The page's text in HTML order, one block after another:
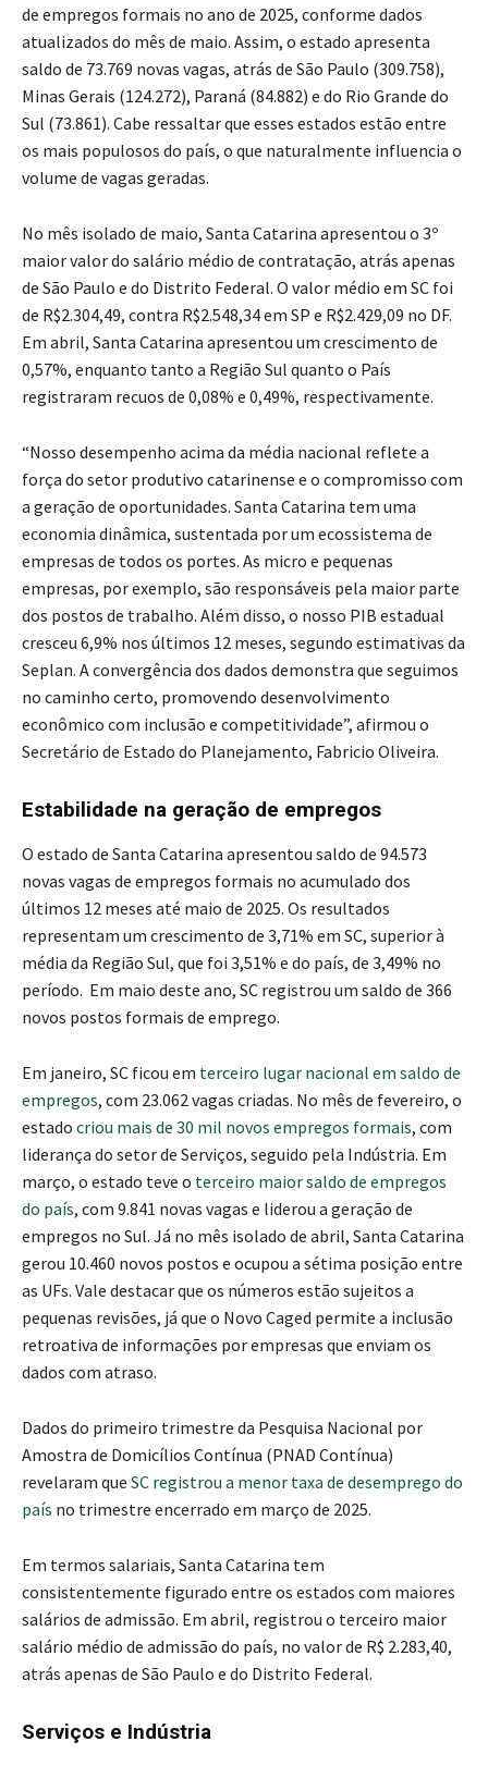
de empregos formais no ano de 2025, conforme dados
atualizados do mês de maio. Assim, o estado apresenta
saldo de 73.769 novas vagas, atrás de São Paulo (309.758),
Minas Gerais (124.272), Paraná (84.882) e do Rio Grande do
Sul (73.861). Cabe ressaltar que esses estados estão entre
os mais populosos do país, o que naturalmente influencia o
volume de vagas geradas.
No mês isolado de maio, Santa Catarina apresentou o 3º
maior valor do salário médio de contratação, atrás apenas
de São Paulo e do Distrito Federal. O valor médio em SC foi
de R$2.304,49, contra R$2.548,34 em SP e R$2.429,09 no DF.
Em abril, Santa Catarina apresentou um crescimento de
0,57%, enquanto tanto a Região Sul quanto o País
registraram recuos de 0,08% e 0,49%, respectivamente.
“Nosso desempenho acima da média nacional reflete a
força do setor produtivo catarinense e o compromisso com
a geração de oportunidades. Santa Catarina tem uma
economia dinâmica, sustentada por um ecossistema de
empresas de todos os portes. As micro e pequenas
empresas, por exemplo, são responsáveis pela maior parte
dos postos de trabalho. Além disso, o nosso PIB estadual
cresceu 6,9% nos últimos 12 meses, segundo estimativas da
Seplan. A convergência dos dados demonstra que seguimos
no caminho certo, promovendo desenvolvimento
econômico com inclusão e competitividade”, afirmou o
Secretário de Estado do Planejamento, Fabricio Oliveira.
Estabilidade na geração de empregos
O estado de Santa Catarina apresentou saldo de 94.573
novas vagas de empregos formais no acumulado dos
últimos 12 meses até maio de 2025. Os resultados
representam um crescimento de 3,71% em SC, superior à
média da Região Sul, que foi 3,51% e do país, de 3,49% no
período. Em maio deste ano, SC registrou um saldo de 366
novos postos formais de emprego.
Em janeiro, SC ficou em terceiro lugar nacional em saldo de
empregos, com 23.062 vagas criadas. No mês de fevereiro, o
estado criou mais de 30 mil novos empregos formais, com
liderança do setor de Serviços, seguido pela Indústria. Em
março, o estado teve o terceiro maior saldo de empregos
do país, com 9.841 novas vagas e liderou a geração de
empregos no Sul. Já no mês isolado de abril, Santa Catarina
gerou 10.460 novos postos e ocupou a sétima posição entre
as UFs. Vale destacar que os números estão sujeitos a
pequenas revisões, já que o Novo Caged permite a inclusão
retroativa de informações por empresas que enviam os
dados com atraso.
Dados do primeiro trimestre da Pesquisa Nacional por
Amostra de Domicílios Contínua (PNAD Contínua)
revelaram que SC registrou a menor taxa de desemprego do
país no trimestre encerrado em março de 2025.
Em termos salariais, Santa Catarina tem
consistentemente figurado entre os estados com maiores
salários de admissão. Em abril, registrou o terceiro maior
salário médio de admissão do país, no valor de R$ 2.283,40,
atrás apenas de São Paulo e do Distrito Federal.
Serviços e Indústria